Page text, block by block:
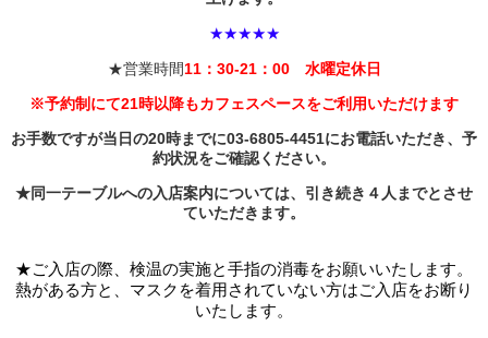
★★★★★
★営業時間11：30-21：00 水曜定休日
※予約制にて21時以降もカフェスペースをご利用いただけます
お手数ですが当日の20時までに03-6805-4451にお電話いただき、予
約状況をご確認ください。
★同一テーブルへの入店案内については、引き続き４人までとさせ
ていただきます。
★ご入店の際、検温の実施と手指の消毒をお願いいたします。
熱がある方と、マスクを着用されていない方はご入店をお断り
いたします。